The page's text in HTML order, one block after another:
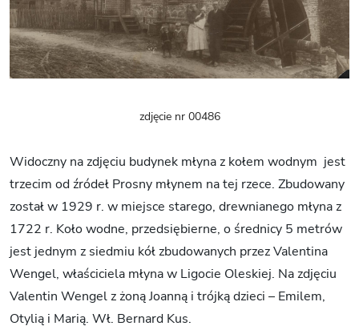
zdjęcie nr 00486
Widoczny na zdjęciu budynek młyna z kołem wodnym jest
trzecim od źródeł Prosny młynem na tej rzece. Zbudowany
został w 1929 r. w miejsce starego, drewnianego młyna z
1722 r. Koło wodne, przedsiębierne, o średnicy 5 metrów
jest jednym z siedmiu kół zbudowanych przez Valentina
Wengel, właściciela młyna w Ligocie Oleskiej. Na zdjęciu
Valentin Wengel z żoną Joanną i trójką dzieci – Emilem,
Otylią i Marią. Wł. Bernard Kus.